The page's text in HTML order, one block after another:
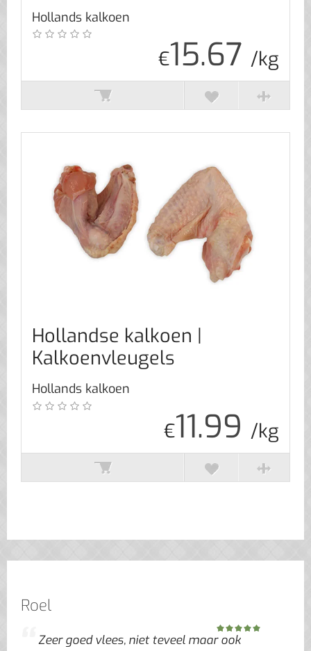
Hollands kalkoen
€15.67 /kg
Hollandse kalkoen |
Kalkoenvleugels
Hollands kalkoen
€11.99 /kg
Roel
Zeer goed vlees, niet teveel maar ook